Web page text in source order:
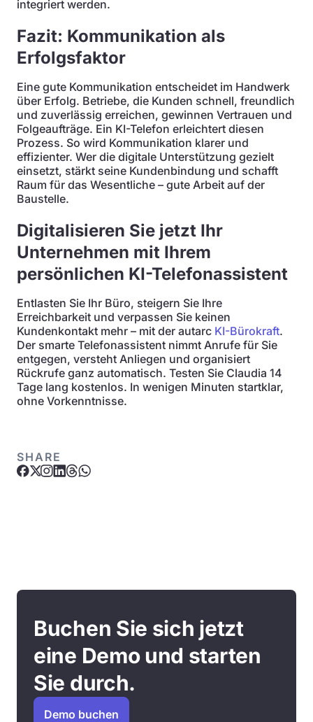
integriert werden.
Fazit: Kommunikation als
Erfolgsfaktor
Eine gute Kommunikation entscheidet im Handwerk
über Erfolg. Betriebe, die Kunden schnell, freundlich
und zuverlässig erreichen, gewinnen Vertrauen und
Folgeaufträge. Ein KI-Telefon erleichtert diesen
Prozess. So wird Kommunikation klarer und
effizienter. Wer die digitale Unterstützung gezielt
einsetzt, stärkt seine Kundenbindung und schafft
Raum für das Wesentliche – gute Arbeit auf der
Baustelle.
Digitalisieren Sie jetzt Ihr
Unternehmen mit Ihrem
persönlichen KI-Telefonassistent
Entlasten Sie Ihr Büro, steigern Sie Ihre
Erreichbarkeit und verpassen Sie keinen
Kundenkontakt mehr – mit der autarc KI-Bürokraft.
Der smarte Telefonassistent nimmt Anrufe für Sie
entgegen, versteht Anliegen und organisiert
Rückrufe ganz automatisch. Testen Sie Claudia 14
Tage lang kostenlos. In wenigen Minuten startklar,
ohne Vorkenntnisse.
SHARE
Buchen Sie sich jetzt
eine Demo und starten
Sie durch.
Demo buchen